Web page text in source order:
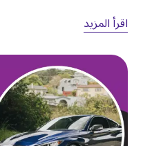
لماذا يفضل المزيد من
المستأجرة على سيارات
على الرغم من أن سيارات
العرضية، إلا أنها قد لا
للمسافرين الذين
اقرأ المزيد